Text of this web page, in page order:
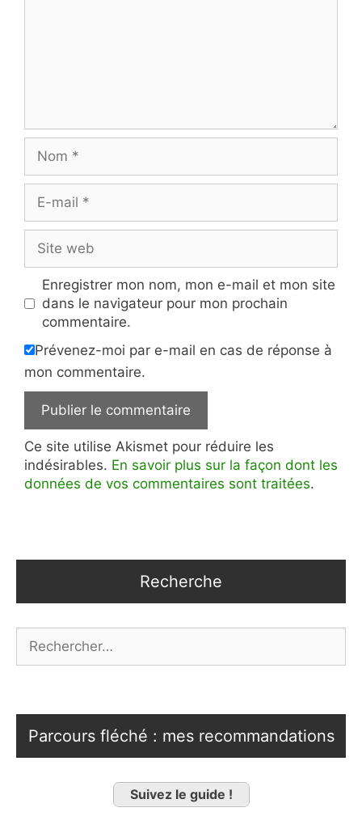
mail
web
Enregistrer mon nom, mon e-mail et mon site
dans le navigateur pour mon prochain
commentaire.
Prévenez-moi par e-mail en cas de réponse à
mon commentaire.
Ce site utilise Akismet pour réduire les
indésirables. En savoir plus sur la façon dont les
données de vos commentaires sont traitées.
Recherche
Parcours fléché : mes recommandations
Suivez le guide !